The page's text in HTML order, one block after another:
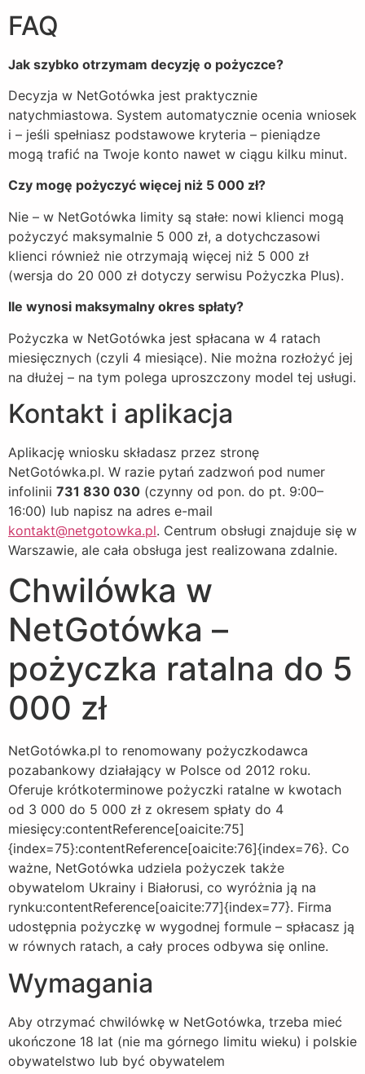
FAQ
Jak szybko otrzymam decyzję o pożyczce?
Decyzja w NetGotówka jest praktycznie
natychmiastowa. System automatycznie ocenia wniosek
i – jeśli spełniasz podstawowe kryteria – pieniądze
mogą trafić na Twoje konto nawet w ciągu kilku minut.
Czy mogę pożyczyć więcej niż 5 000 zł?
Nie – w NetGotówka limity są stałe: nowi klienci mogą
pożyczyć maksymalnie 5 000 zł, a dotychczasowi
klienci również nie otrzymają więcej niż 5 000 zł
(wersja do 20 000 zł dotyczy serwisu Pożyczka Plus).
Ile wynosi maksymalny okres spłaty?
Pożyczka w NetGotówka jest spłacana w 4 ratach
miesięcznych (czyli 4 miesiące). Nie można rozłożyć jej
na dłużej – na tym polega uproszczony model tej usługi.
Kontakt i aplikacja
Aplikację wniosku składasz przez stronę
NetGotówka.pl. W razie pytań zadzwoń pod numer
infolinii 731 830 030 (czynny od pon. do pt. 9:00–
16:00) lub napisz na adres e-mail
kontakt@netgotowka.pl. Centrum obsługi znajduje się w
Warszawie, ale cała obsługa jest realizowana zdalnie.
Chwilówka w
NetGotówka –
pożyczka ratalna do 5
000 zł
NetGotówka.pl to renomowany pożyczkodawca
pozabankowy działający w Polsce od 2012 roku.
Oferuje krótkoterminowe pożyczki ratalne w kwotach
od 3 000 do 5 000 zł z okresem spłaty do 4
miesięcy:contentReference[oaicite:75]
{index=75}:contentReference[oaicite:76]{index=76}. Co
ważne, NetGotówka udziela pożyczek także
obywatelom Ukrainy i Białorusi, co wyróżnia ją na
rynku:contentReference[oaicite:77]{index=77}. Firma
udostępnia pożyczkę w wygodnej formule – spłacasz ją
w równych ratach, a cały proces odbywa się online.
Wymagania
Aby otrzymać chwilówkę w NetGotówka, trzeba mieć
ukończone 18 lat (nie ma górnego limitu wieku) i polskie
obywatelstwo lub być obywatelem